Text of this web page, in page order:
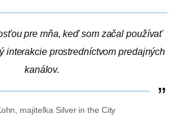
pre mňa, keď som začal používať
interakcie prostredníctvom predajných
kanálov.
majiteľka Silver in the City